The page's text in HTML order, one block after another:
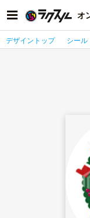
オ
デザイントップ シール